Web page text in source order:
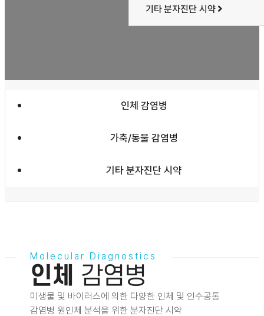
기타 분자진단 시약
인체 감염병
가축/동물 감염병
기타 분자진단 시약
Molecular Diagnostics
인체 감염병
미생물 및 바이러스에 의한 다양한 인체 및 인수공통
감염병 원인체 분석을 위한 분자진단 시약